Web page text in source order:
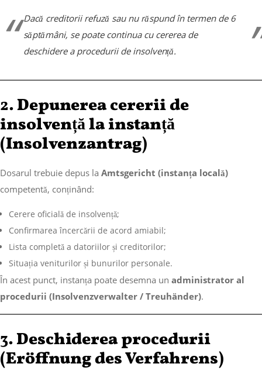
Dacă creditorii refuză sau nu răspund în termen de 6
săptămâni, se poate continua cu cererea de
deschidere a procedurii de insolvență.
2.Depunerea cererii de
insolvență la instanță
(Insolvenzantrag)
Dosarul trebuie depus la Amtsgericht (instanța locală)
competentă, conținând:
Cerere oficială de insolvență;
Confirmarea încercării de acord amiabil;
Lista completă a datoriilor și creditorilor;
Situația veniturilor și bunurilor personale.
În acest punct, instanța poate desemna un administrator al
procedurii (Insolvenzverwalter / Treuhänder).
3.Deschiderea procedurii
(Eröffnung des Verfahrens)